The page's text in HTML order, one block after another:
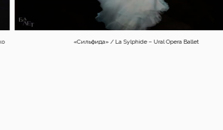
Как создается пачка? / Tutorial: Making a Tutu